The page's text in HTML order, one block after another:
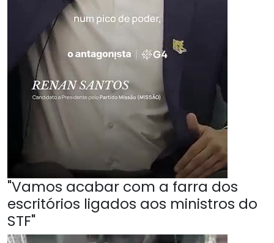
"Vamos acabar com a farra dos
escritórios ligados aos ministros do
STF"